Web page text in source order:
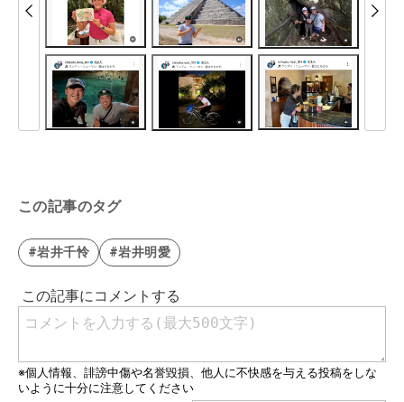
この記事のタグ
#岩井千怜 #岩井明愛